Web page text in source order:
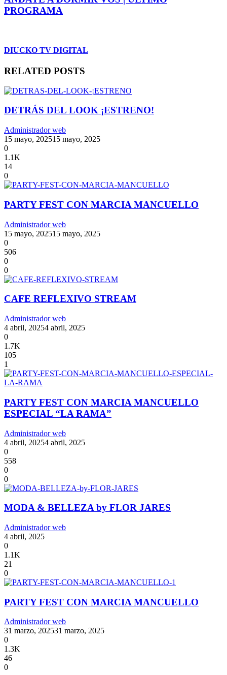
PROGRAMA
DIUCKO TV DIGITAL
RELATED POSTS
DETRÁS DEL LOOK ¡ESTRENO!
Administrador web
15 mayo, 202515 mayo, 2025
0
1.1K
14
0
PARTY FEST CON MARCIA MANCUELLO
Administrador web
15 mayo, 202515 mayo, 2025
0
506
0
0
CAFE REFLEXIVO STREAM
Administrador web
4 abril, 20254 abril, 2025
0
1.7K
105
1
PARTY FEST CON MARCIA MANCUELLO
ESPECIAL “LA RAMA”
Administrador web
4 abril, 20254 abril, 2025
0
558
0
0
MODA & BELLEZA by FLOR JARES
Administrador web
4 abril, 2025
0
1.1K
21
0
PARTY FEST CON MARCIA MANCUELLO
Administrador web
31 marzo, 202531 marzo, 2025
0
1.3K
46
0